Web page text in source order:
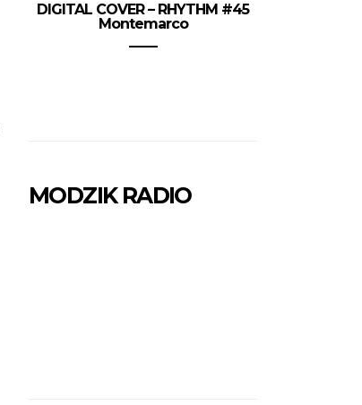
DIGITAL COVER – RHYTHM #45
Montemarco
MODZIK RADIO